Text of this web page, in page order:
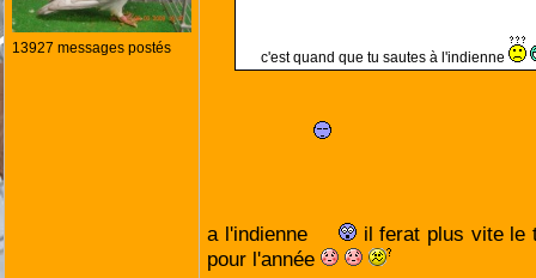
13927 messages postés
c'est quand que tu sautes à l'indienne
a l'indienne
il ferat plus vite le
pour l'année